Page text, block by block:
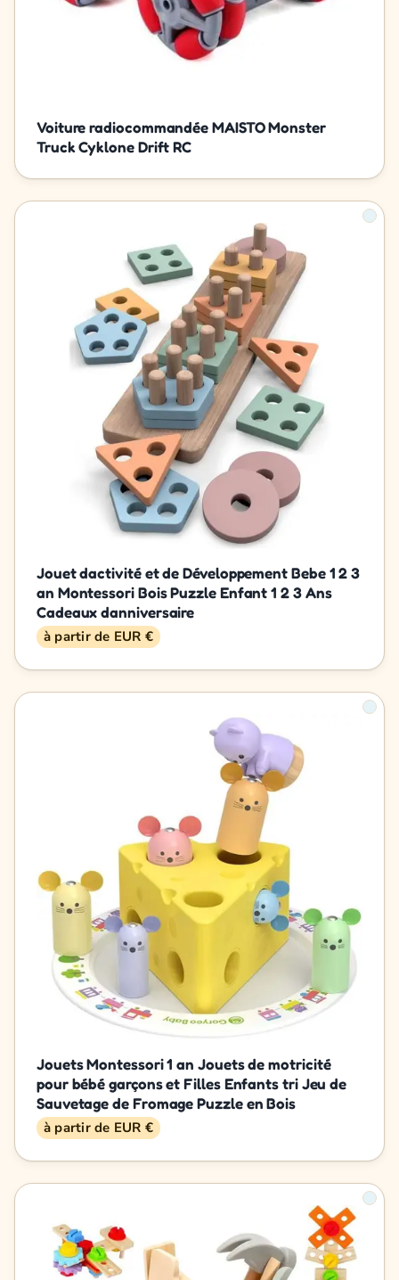
Voiture radiocommandée MAISTO Monster
Truck Cyklone Drift RC
Jouet dactivité et de Développement Bebe 1 2 3
an Montessori Bois Puzzle Enfant 1 2 3 Ans
Cadeaux danniversaire
à partir de EUR €
Jouets Montessori 1 an Jouets de motricité
pour bébé garçons et Filles Enfants tri Jeu de
Sauvetage de Fromage Puzzle en Bois
à partir de EUR €